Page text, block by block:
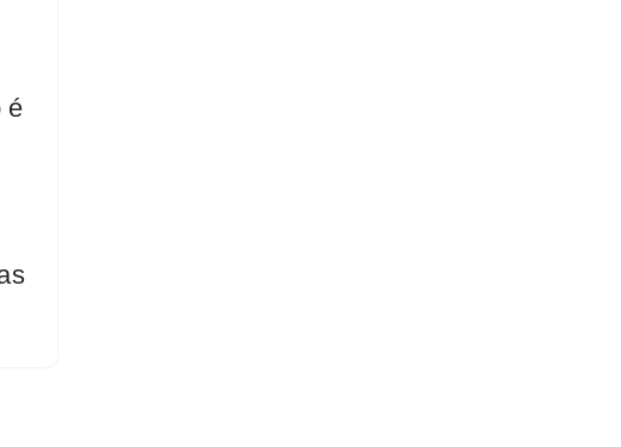
é